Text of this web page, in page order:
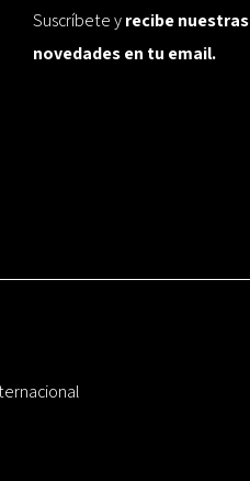
Suscríbete yrecibe nuestras
novedades en tu email.